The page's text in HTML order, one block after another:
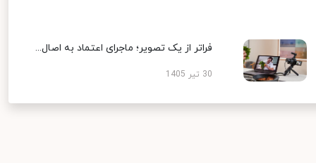
فراتر از یک تصویر؛ ماجرای اعتماد به اصال...
30 تیر 1405